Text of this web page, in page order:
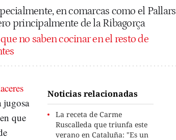
en comarcas como el Pallars
principalmente de la Ribagorça
no saben cocinar en el resto de
Noticias relacionadas
La receta de Carme
Ruscalleda que triunfa este
verano en Cataluña: "Es un
jugosa
que